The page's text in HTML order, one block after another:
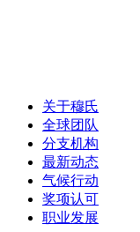
关于穆氏
全球团队
分支机构
最新动态
气候行动
奖项认可
职业发展